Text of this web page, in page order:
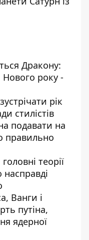
Дракону:
Нового року -
рік
стилістів
подавати на
правильно
теорії
Ванги і
путіна,
ядерної